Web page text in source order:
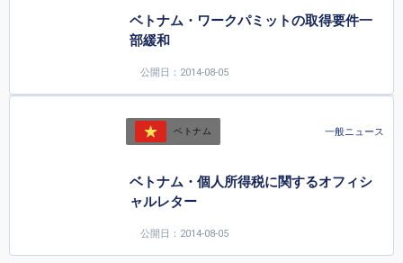
ベトナム・ワークパミットの取得要件一
部緩和
公開日：2014-08-05
ベトナム 一般ニュース
ベトナム・個人所得税に関するオフィシ
ャルレター
公開日：2014-08-05